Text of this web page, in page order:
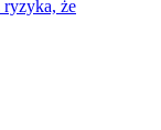
ryzyka, że